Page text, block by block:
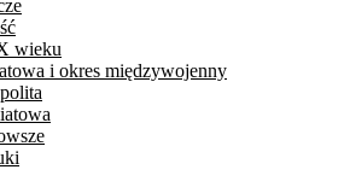
wieku
i okres międzywojenny